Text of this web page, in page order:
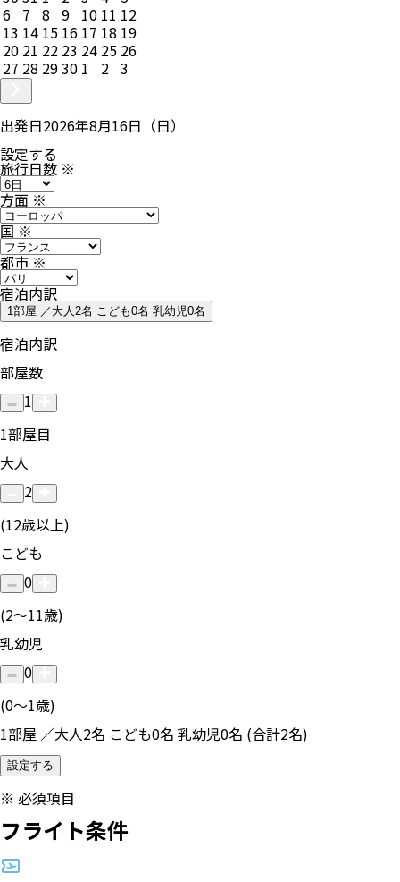
6 7 8 9 10 11 12
13 14 15 16 17 18 19
20 21 22 23 24 25 26
27 28 2930 1 2 3
出発日2026年8月16日（日）
設定する
旅行日数 ※
方面※
国※
都市※
宿泊内訳
1部屋 ／大人2名 こども0名 乳幼児0名
宿泊内訳
部屋数
1
1部屋目
大人
2
(12歳以上)
こども
0
(2〜11歳)
乳幼児
0
(0〜1歳)
1部屋 ／大人2名 こども0名 乳幼児0名 (合計2名)
設定する
※ 必須項目
フライト条件